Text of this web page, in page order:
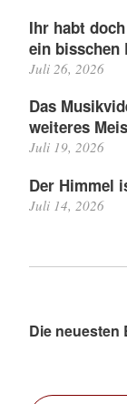
Ihr habt
ein bisschen
Juli 26, 2026
Das
weiteres
Juli 19, 2026
Der Himmel
Juli 14, 2026
Die neuesten
Bitte deine E-Mail-Adresse ein ...